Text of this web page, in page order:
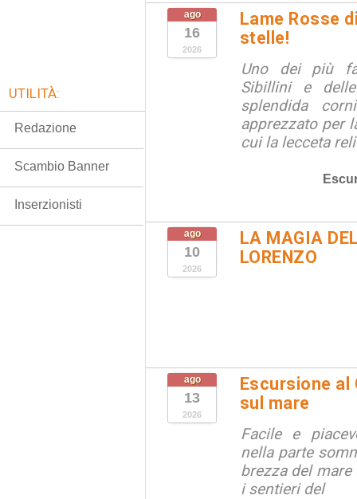
ago
16
2026
Lame Rosse
stelle!
Uno dei più
Sibillini e
splendida
apprezzato per
cui la lecceta
ago
10
2026
LA MAGIA
LORENZO
ago
13
2026
Escursione al
sul mare
Facile e
nella parte
brezza del
i sentieri del
UTILITÀ:
Redazione
Scambio Banner
Inserzionisti